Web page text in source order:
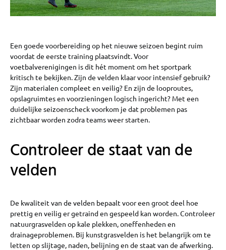
Een goede voorbereiding op het nieuwe seizoen begint ruim
voordat de eerste training plaatsvindt. Voor
voetbalverenigingen is dit hét moment om het sportpark
kritisch te bekijken. Zijn de velden klaar voor intensief gebruik?
Zijn materialen compleet en veilig? En zijn de looproutes,
opslagruimtes en voorzieningen logisch ingericht? Met een
duidelijke seizoenscheck voorkom je dat problemen pas
zichtbaar worden zodra teams weer starten.
Controleer de staat van de
velden
De kwaliteit van de velden bepaalt voor een groot deel hoe
prettig en veilig er getraind en gespeeld kan worden. Controleer
natuurgrasvelden op kale plekken, oneffenheden en
drainageproblemen. Bij kunstgrasvelden is het belangrijk om te
letten op slijtage, naden, belijning en de staat van de afwerking.